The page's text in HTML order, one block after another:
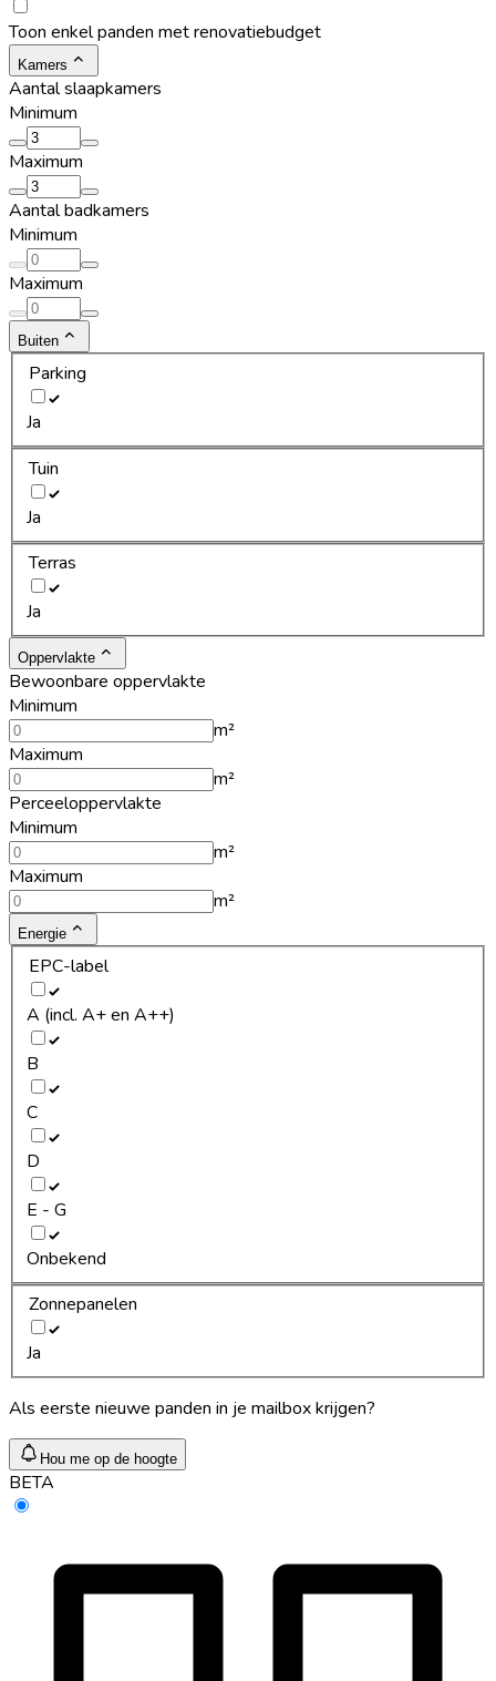
Toon enkel panden met renovatiebudget
Kamers
Aantal slaapkamers
Minimum
Maximum
Aantal badkamers
Minimum
Maximum
Buiten
Parking
Ja
Tuin
Ja
Terras
Ja
Oppervlakte
Bewoonbare oppervlakte
Minimum
m²
Maximum
m²
Perceeloppervlakte
Minimum
m²
Maximum
m²
Energie
EPC-label
A (incl. A+ en A++)
B
C
D
E - G
Onbekend
Zonnepanelen
Ja
Als eerste nieuwe panden in je mailbox krijgen?
Hou me op de hoogte
BETA